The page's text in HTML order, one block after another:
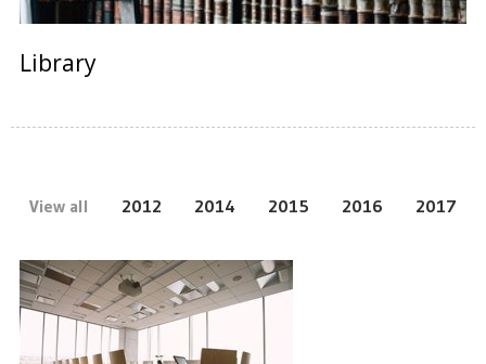
Library
View all 2012 2014 2015 2016 2017